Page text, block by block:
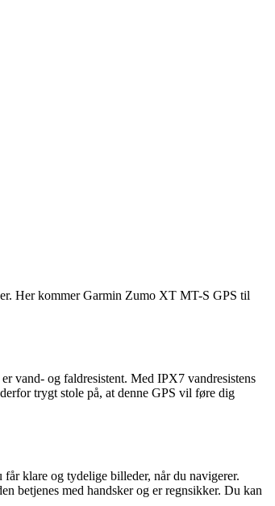
Her kommer Garmin Zumo XT MT-S GPS til
vand- og faldresistent. Med IPX7 vandresistens
trygt stole på, at denne GPS vil føre dig
klare og tydelige billeder, når du navigerer.
betjenes med handsker og er regnsikker. Du kan